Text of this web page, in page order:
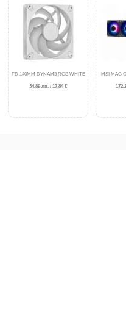
FD 140MM DYNAM3 RGB WHITE
34.89 лв. / 17.84 €
MSI MAG